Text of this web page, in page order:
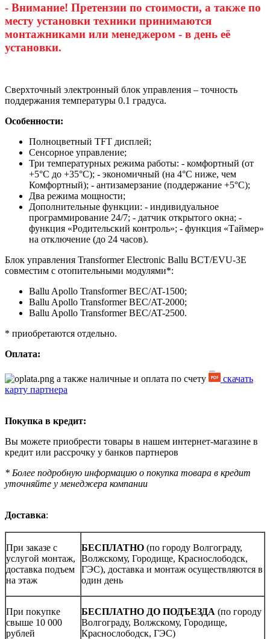
- Внимание! Претензии по стоимости, а также по
месту установки техники принимаются
монтажниками или менеджером - в день её
установки.
Сверхточный электронный блок управления – точность
поддержания температуры 0.1 градуса.
Особенности:
Полноцветный TFT дисплей;
Сенсорное управление;
Три температурных режима работы: - комфортный (от
+5°C до +35°C); - экономичный (на 4°C ниже, чем
Комфортный); - антизамерзание (поддержание +5°C);
Два режима мощности;
Дополнительные функции: - индивидуальное
программирование 24/7; - датчик открытого окна; -
функция «Родительский контроль»; - функция «Таймер»
на отключение (до 24 часов).
Блок управления Transformer Electronic Ballu BCT/EVU-3E
совместим с отопительными модулями*:
Ballu Apollo Transformer BEC/AT-1500;
Ballu Apollo Transformer BEC/AT-2000;
Ballu Apollo Transformer BEC/AT-2500.
* приобретаются отдельно.
Оплата:
а также наличные и оплата по счету
скачать
карту партнера
Покупка в кредит:
Вы можете приобрести товары в нашем интернет-магазине в
кредит или рассрочку у банков партнеров
* Более подробную информацию о покупка товара в кредит
уточняйте у менеджера компании
Доставка:
При заказе с
услугой монтаж,
доставка подъем
на этаж
БЕСПЛАТНО (по городу Волгограду,
Волжскому, Городище, Краснослободск,
ГЭС), доставка и монтаж осуществляются в
один день
При покупке
свыше 10 000
рублей
БЕСПЛАТНО ДО ПОДЪЕЗДА (по городу
Волгограду, Волжскому, Городище,
Краснослободск, ГЭС)